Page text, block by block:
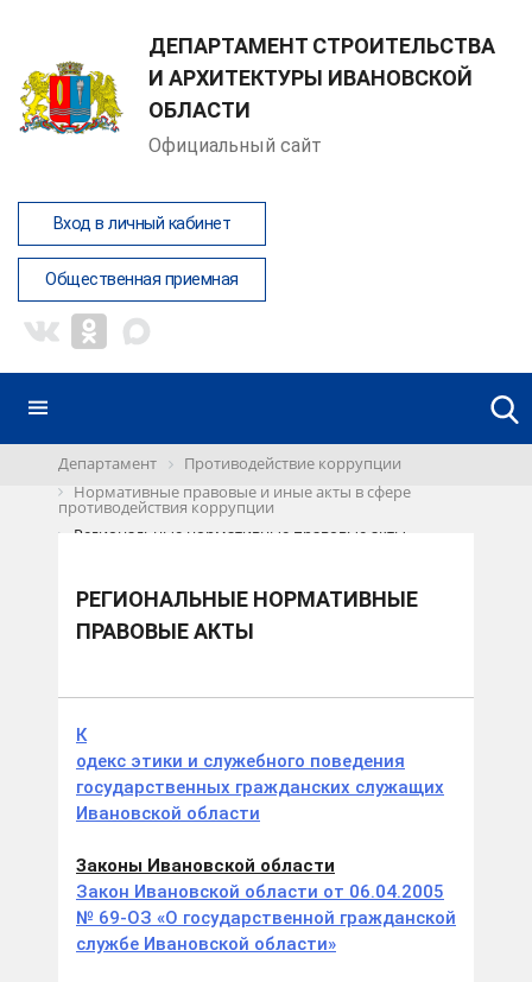
ДЕПАРТАМЕНТ СТРОИТЕЛЬСТВА
И АРХИТЕКТУРЫ ИВАНОВСКОЙ
ОБЛАСТИ
Официальный сайт
Вход в личный кабинет
Общественная приемная
Департамент
Противодействие коррупции
Нормативные правовые и иные акты в сфере
противодействия коррупции
Региональные нормативные правовые акты
РЕГИОНАЛЬНЫЕ НОРМАТИВНЫЕ
ПРАВОВЫЕ АКТЫ
К
одекс этики и служебного поведения
государственных гражданских служащих
Ивановской области
Законы Ивановской области
Закон Ивановской области от 06.04.2005
№ 69-ОЗ «О государственной гражданской
службе Ивановской области»